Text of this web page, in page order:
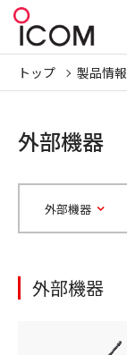
トップ 製品情報
外部機器
外部機器
外部機器